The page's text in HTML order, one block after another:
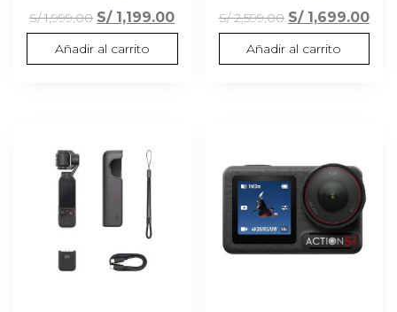
S/1,999.00 El
precio
original
S/1,199.00El
precio
actual
Añadir al carrito
S/2,599.00 El
precio
original
S/1,699.00El
Añadir al carrito